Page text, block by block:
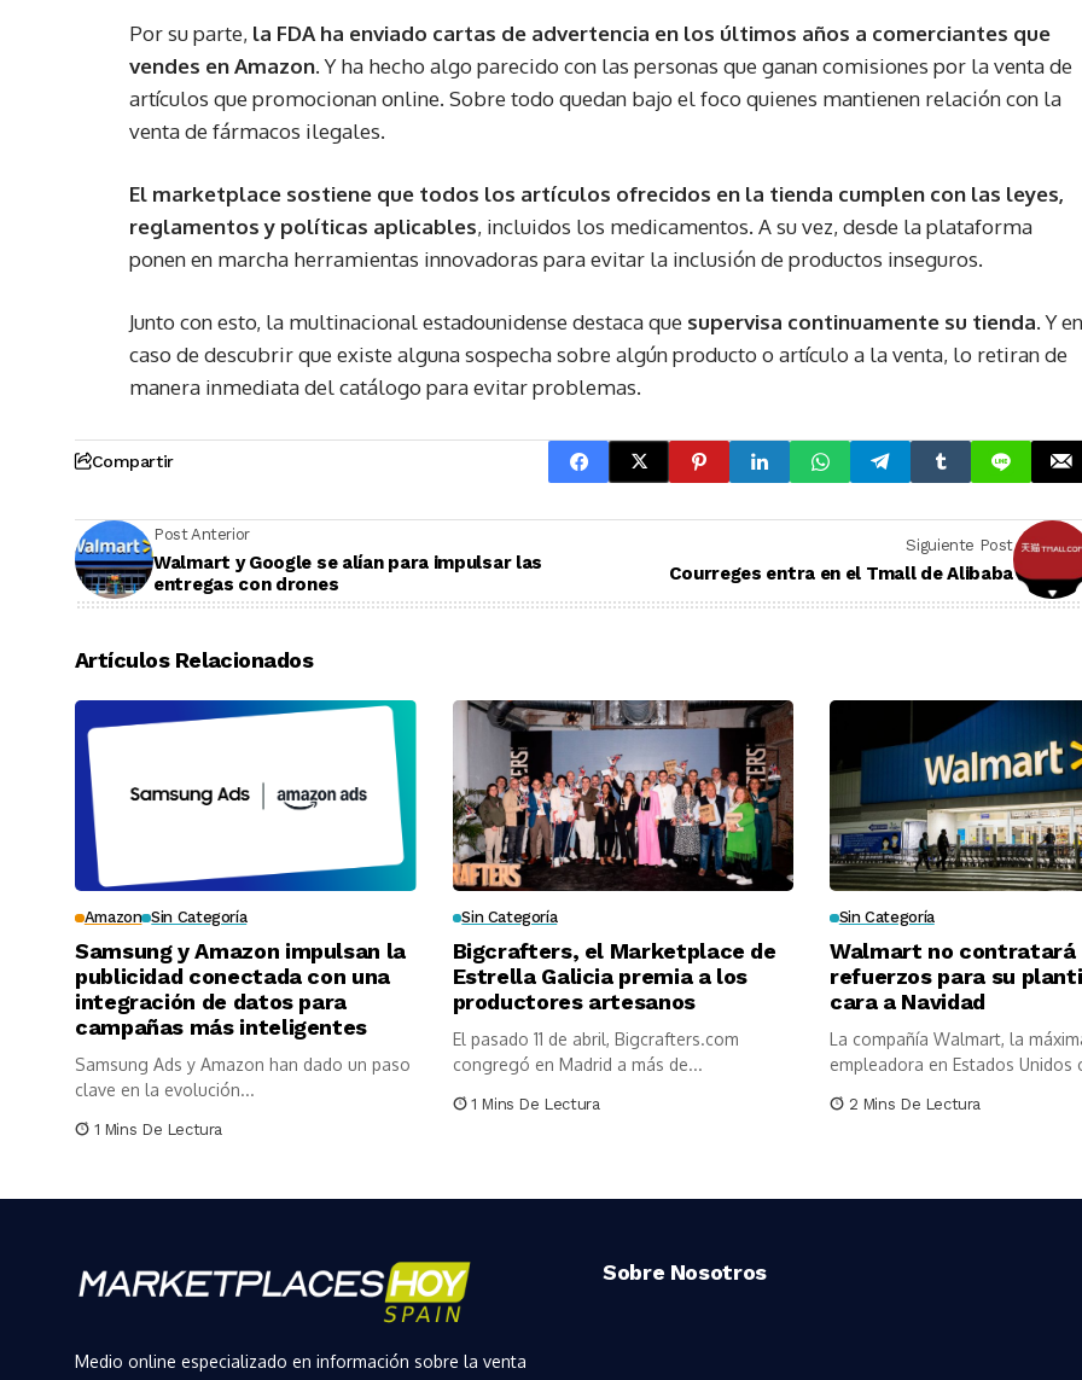
Por su parte, la FDA ha enviado cartas de advertencia en los últimos años a comerciantes que
vendes en Amazon. Y ha hecho algo parecido con las personas que ganan comisiones por la venta de
artículos que promocionan online. Sobre todo quedan bajo el foco quienes mantienen relación con la
venta de fármacos ilegales.
El marketplace sostiene que todos los artículos ofrecidos en la tienda cumplen con las leyes,
reglamentos y políticas aplicables, incluidos los medicamentos. A su vez, desde la plataforma
ponen en marcha herramientas innovadoras para evitar la inclusión de productos inseguros.
Junto con esto, la multinacional estadounidense destaca que supervisa continuamente su tienda. Y en
caso de descubrir que existe alguna sospecha sobre algún producto o artículo a la venta, lo retiran de
manera inmediata del catálogo para evitar problemas.
Compartir
Post Anterior
Walmart y Google se alían para impulsar las
entregas con drones
Siguiente Post
Courreges entra en el Tmall de Alibaba
Artículos Relacionados
Amazon Sin Categoría
Samsung y Amazon impulsan la
publicidad conectada con una
integración de datos para
campañas más inteligentes
Samsung Ads y Amazon han dado un paso
clave en la evolución...
1 Mins De Lectura
Sin Categoría
Bigcrafters, el Marketplace de
Estrella Galicia premia a los
productores artesanos
El pasado 11 de abril, Bigcrafters.com
congregó en Madrid a más de...
1 Mins De Lectura
Sin Categoría
Walmart no contratará
refuerzos para su
cara a Navidad
La compañía Walmart, la
empleadora en Estados Unidos
2 Mins De Lectura
Medio online especializado en información sobre la venta
Sobre Nosotros